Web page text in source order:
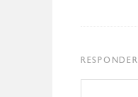
RESPONDER